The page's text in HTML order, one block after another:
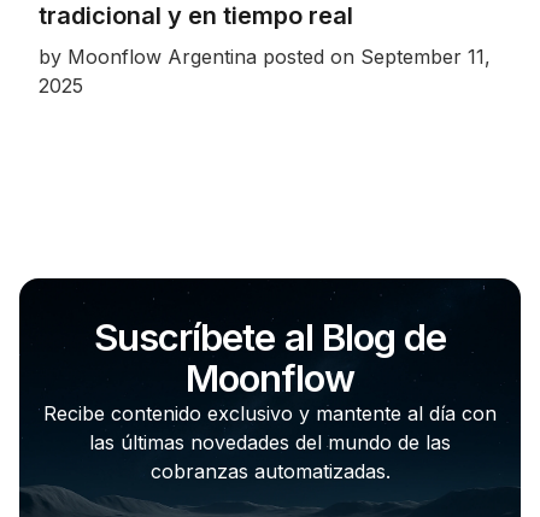
tradicional y en tiempo real
by Moonflow Argentina posted on September 11,
2025
Suscríbete al Blog de
Moonflow
Recibe contenido exclusivo y mantente al día con
las últimas novedades del mundo de las
cobranzas automatizadas.